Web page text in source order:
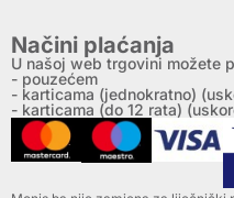
Načini plaćanja
U našoj web trgovini možete
- pouzećem
- karticama (jednokratno)
- karticama (do 12 rata)